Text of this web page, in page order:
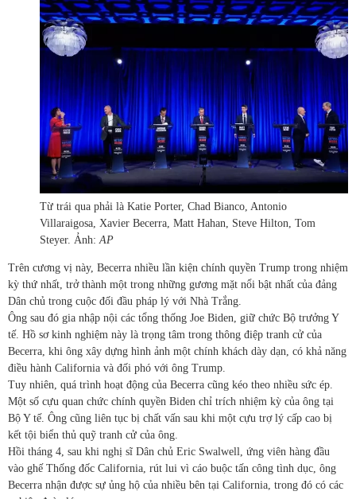
Từ trái qua phải là Katie Porter, Chad Bianco, Antonio
Villaraigosa, Xavier Becerra, Matt Hahan, Steve Hilton, Tom
Steyer. Ảnh: AP
Trên cương vị này, Becerra nhiều lần kiện chính quyền Trump trong nhiệm
kỳ thứ nhất, trở thành một trong những gương mặt nổi bật nhất của đảng
Dân chủ trong cuộc đối đầu pháp lý với Nhà Trắng.
Ông sau đó gia nhập nội các tổng thống Joe Biden, giữ chức Bộ trưởng Y
tế. Hồ sơ kinh nghiệm này là trọng tâm trong thông điệp tranh cử của
Becerra, khi ông xây dựng hình ảnh một chính khách dày dạn, có khả năng
điều hành California và đối phó với ông Trump.
Tuy nhiên, quá trình hoạt động của Becerra cũng kéo theo nhiều sức ép.
Một số cựu quan chức chính quyền Biden chỉ trích nhiệm kỳ của ông tại
Bộ Y tế. Ông cũng liên tục bị chất vấn sau khi một cựu trợ lý cấp cao bị
kết tội biển thủ quỹ tranh cử của ông.
Hồi tháng 4, sau khi nghị sĩ Dân chủ Eric Swalwell, ứng viên hàng đầu
vào ghế Thống đốc California, rút lui vì cáo buộc tấn công tình dục, ông
Becerra nhận được sự ủng hộ của nhiều bên tại California, trong đó có các